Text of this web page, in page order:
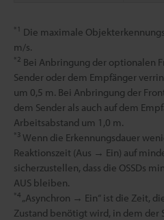
*1 Die maximale
m/s.
*2 Bei Anbringung der optionalen
Sender oder dem Empfänger
um 0,5 m. Bei Anbringung der
dem Sender als auch auf dem
Arbeitsabstand um 1,0 m.
*3 Wenn die Erkennungsdauer
Reaktionszeit (Aus → Ein) auf
sicherzustellen, dass die OSSDs
AUS bleiben.
*4 „Asynchron → Ein“ ist die Zeit,
Zustand benötigt wird, in dem der